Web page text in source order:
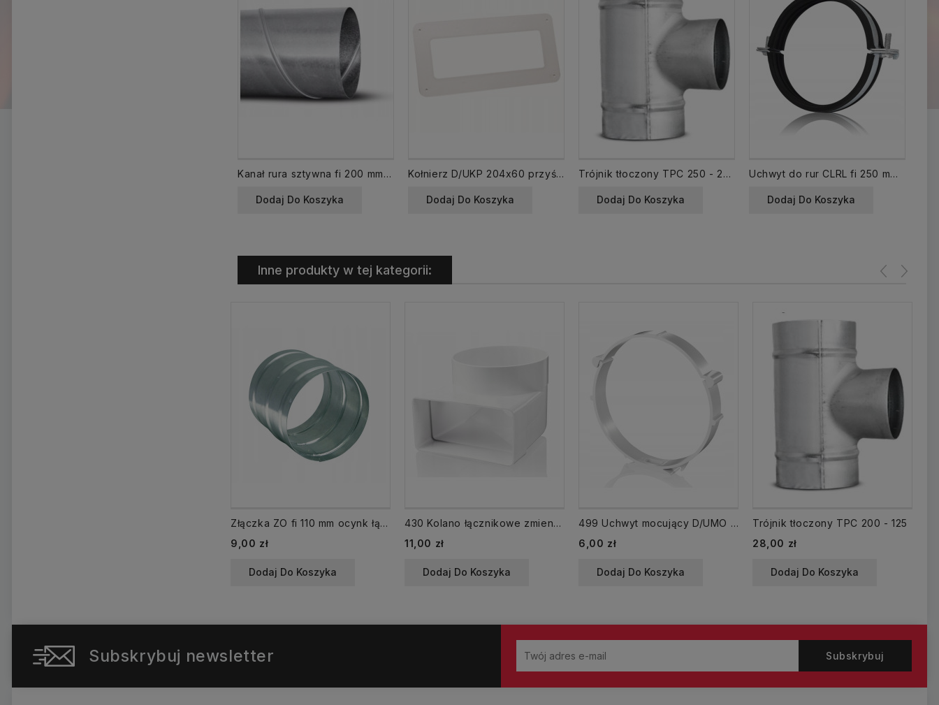
Kanał rura sztywna fi 200 mm SPR-OCY-200-040 spiro
Dodaj Do Koszyka
Kołnierz D/UKP 204x60 przyścienny
Dodaj Do Koszyka
Trójnik tłoczony TPC 250 - 250
Dodaj Do Koszyka
Uchwyt do rur CLRL fi 250 mm obejma z uszczelką
Dodaj Do Koszyka
Inne produkty w tej kategorii:
Złączka ZO fi 110 mm ocynk łącznik nypel
Cena
9,00 zł
Dodaj Do Koszyka
430 Kolano łącznikowe zmienne fi 100 mm 120x60
Cena
11,00 zł
Dodaj Do Koszyka
499 Uchwyt mocujący D/UMO fi 100
Cena
6,00 zł
Dodaj Do Koszyka
Trójnik tłoczony TPC 200 - 125
Cena
28,00 zł
Dodaj Do Koszyka
Subskrybuj newsletter